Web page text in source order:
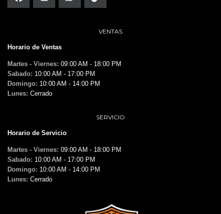
VENTAS
Horario de Ventas
Martes - Viernes: 09:00 AM - 18:00 PM
Sabado: 10:00 AM - 17:00 PM
Domingo: 10:00 AM - 14:00 PM
Lunes: Cerrado
SERVICIO
Horario de Servicio
Martes - Viernes: 09:00 AM - 18:00 PM
Sabado: 10:00 AM - 17:00 PM
Domingo: 10:00 AM - 14:00 PM
Lunes: Cerrado